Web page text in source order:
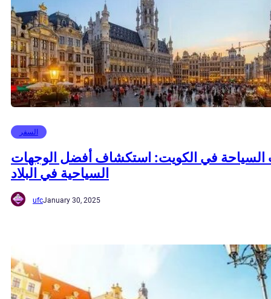
السفر
في الكويت: استكشاف أفضل الوجهات
السياحية في البلاد
ufcJanuary 30, 2025